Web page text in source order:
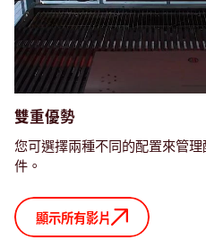
雙重優勢
您可選擇兩種不同的配置來管
件。
顯示所有影片